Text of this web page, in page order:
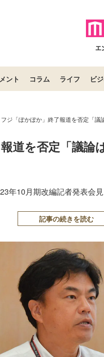
ント コラム ライフ ビ
フジ「ぽかぽか」終了報道を否定「議
道を否定「議論
年10月期改編記者発表会
記事の続きを読む